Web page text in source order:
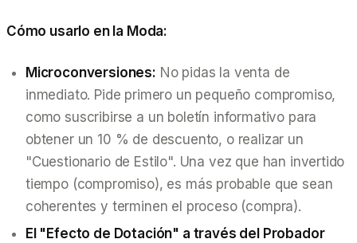
Cómo usarlo en la Moda:
Microconversiones: No pidas la venta de
inmediato. Pide primero un pequeño compromiso,
como suscribirse a un boletín informativo para
obtener un 10 % de descuento, o realizar un
"Cuestionario de Estilo". Una vez que han invertido
tiempo (compromiso), es más probable que sean
coherentes y terminen el proceso (compra).
El "Efecto de Dotación" a través del Probador